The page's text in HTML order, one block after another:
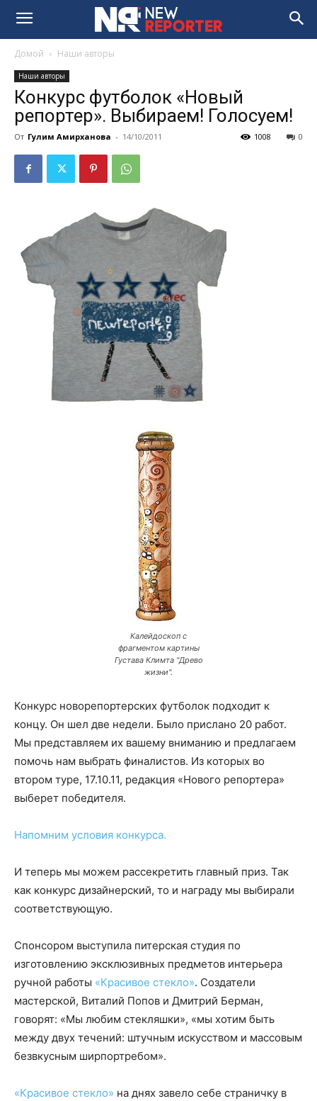
Домой Наши авторы
Наши авторы
Конкурс футболок «Новый
репортер». Выбираем! Голосуем!
От Гулим Амирханова - 14/10/2011 0
1008
Калейдоскоп с
фрагментом картины
Густава Климта "Древо
жизни".
Конкурс новорепортерских футболок подходит к
концу. Он шел две недели. Было прислано 20 работ.
Мы представляем их вашему вниманию и предлагаем
помочь нам выбрать финалистов. Из которых во
втором туре, 17.10.11, редакция «Нового репортера»
выберет победителя.
Напомним условия конкурса.
И теперь мы можем рассекретить главный приз. Так
как конкурс дизайнерский, то и награду мы выбирали
соответствующую.
Спонсором выступила питерская студия по
изготовлению эксклюзивных предметов интерьера
ручной работы «Красивое стекло». Создатели
мастерской, Виталий Попов и Дмитрий Берман,
говорят: «Мы любим стекляшки», «мы хотим быть
между двух течений: штучным искусством и массовым
безвкусным ширпортребом».
«Красивое стекло» на днях завело себе страничку в